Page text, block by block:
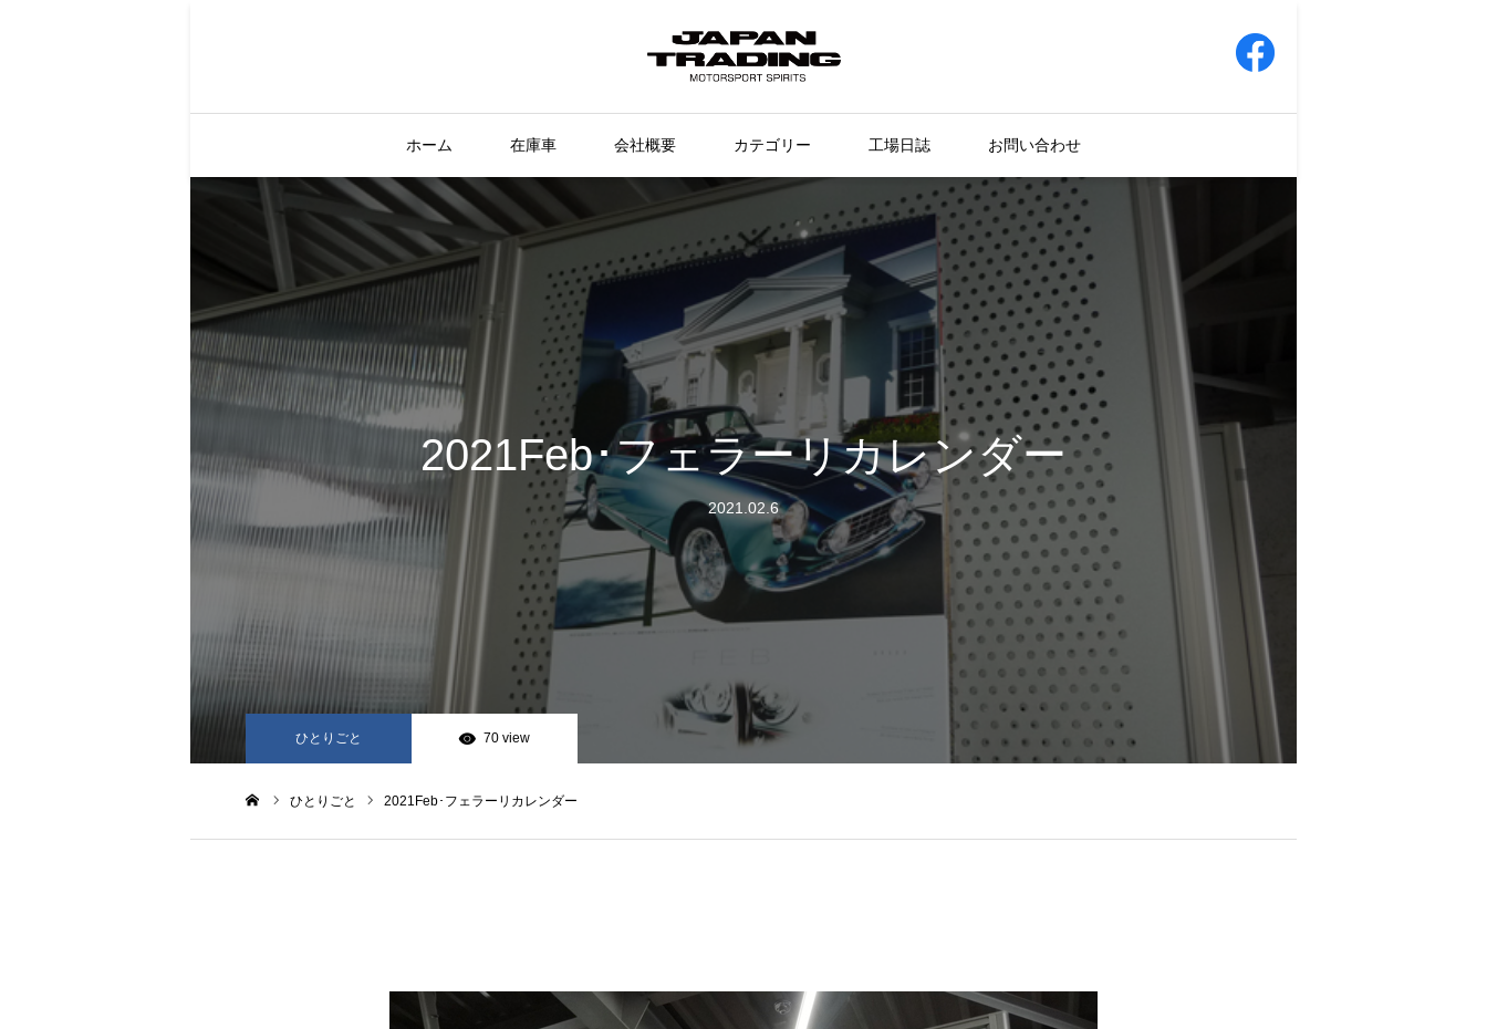
ホーム 在庫車 会社概要 カテゴリー 工場日誌 お問い合わせ
2021Feb･フェラーリカレンダー
2021.02.6
ひとりごと 70 view
ひとりごと 2021Feb･フェラーリカレンダー